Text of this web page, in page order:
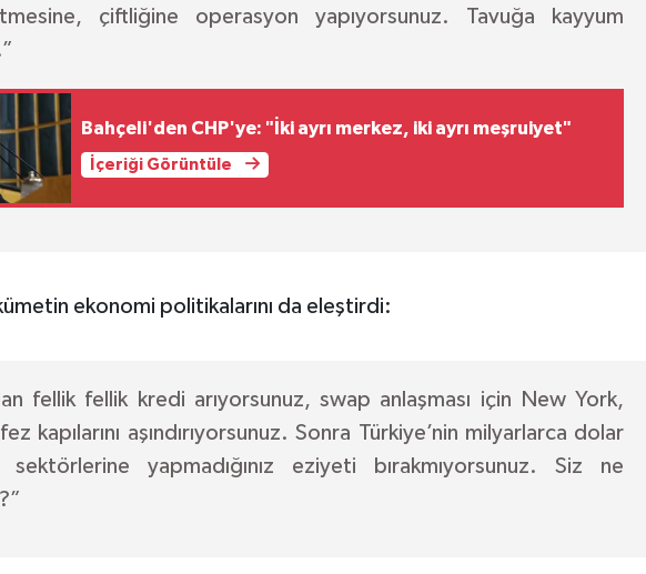
çiftliğine operasyon yapıyorsunuz. Tavuğa kayyum
Bahçeli'den CHP'ye: "İki ayrı merkez, iki ayrı meşruiyet"
İçeriği Görüntüle
ekonomi politikalarını da eleştirdi:
fellik fellik kredi arıyorsunuz, swap anlaşması için New York,
kapılarını aşındırıyorsunuz. Sonra Türkiye’nin milyarlarca dolar
yapmadığınız eziyeti bırakmıyorsunuz. Siz ne